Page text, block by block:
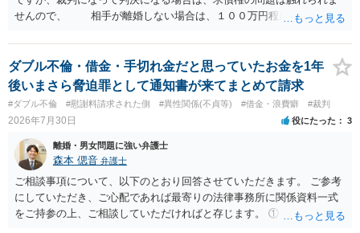
せんので、 相手が離婚しない場合は、１００万円程度となる可能
するデメリットはありますから（経済的、時間的、精神的負担等）、
反対にご自身が、裁判も辞さずという姿勢を示すことで、プラス
に働く可能性は有り得ます。 交渉で解決する多くの場合は、相手
が弁護士に依頼しているケースで、５０万円以下で合意できる場合は
稀であると思います。 通常は、６０万円から８０万円程度になる
ことが多いというのが私の印象です。 ２ 質問② ご記載の内容が
減額を進めるうえでの交渉材料かと思います。 なお、ご自身が離
婚しないことは、交渉材料にはならないかと思いますので、ご注意く
ださい。 また、相手夫婦の婚姻関係が既に破綻していたことや、
相手女性が結婚しているとは知らなかったと主張することもあります
が、 ケースバイケースですので、ご自身の場合にそれらの主張が
できるかはよくお考え下さい。 ３ 質問③ 違約金を５０万円とす
ダブル不倫・借金・手切れ金だと思っていたお金を1年
後いまさら脅迫罪として通知書が来てまとめて請求
#ダブル不倫 #慰謝料請求された側 #異性関係(不貞等) #借金・浪費癖 #裁判
2026年7月30日 役にたった 3
離婚・男女問題に強い弁護士
森本 偲音 弁護士
ご相談事項について、以下のとおり回答させていただきます。 ご参考
にしていただき、ご心配であれば最寄りの法律事務所に関係資料一式
をご持参の上、ご相談していただければと存じます。 ① このLINEの